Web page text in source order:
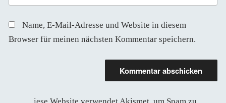
Name, E-Mail-Adresse und Website in diesem
Browser für meinen nächsten Kommentar speichern.